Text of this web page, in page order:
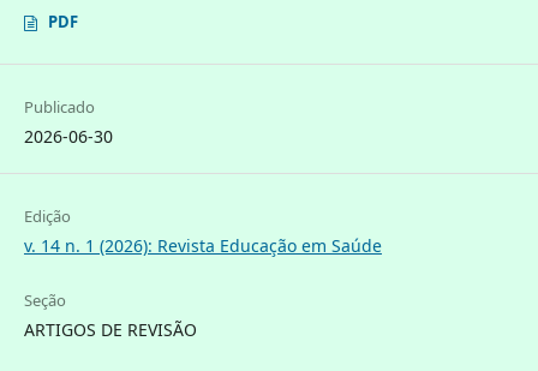
PDF
Publicado
2026-06-30
Edição
v. 14 n. 1 (2026): Revista Educação em Saúde
Seção
ARTIGOS DE REVISÃO